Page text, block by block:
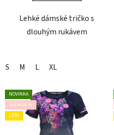
Lehké dámské tričko s
dlouhým rukávem
S M L XL
NOVINKA
SLEVA 20 %
LÉTO